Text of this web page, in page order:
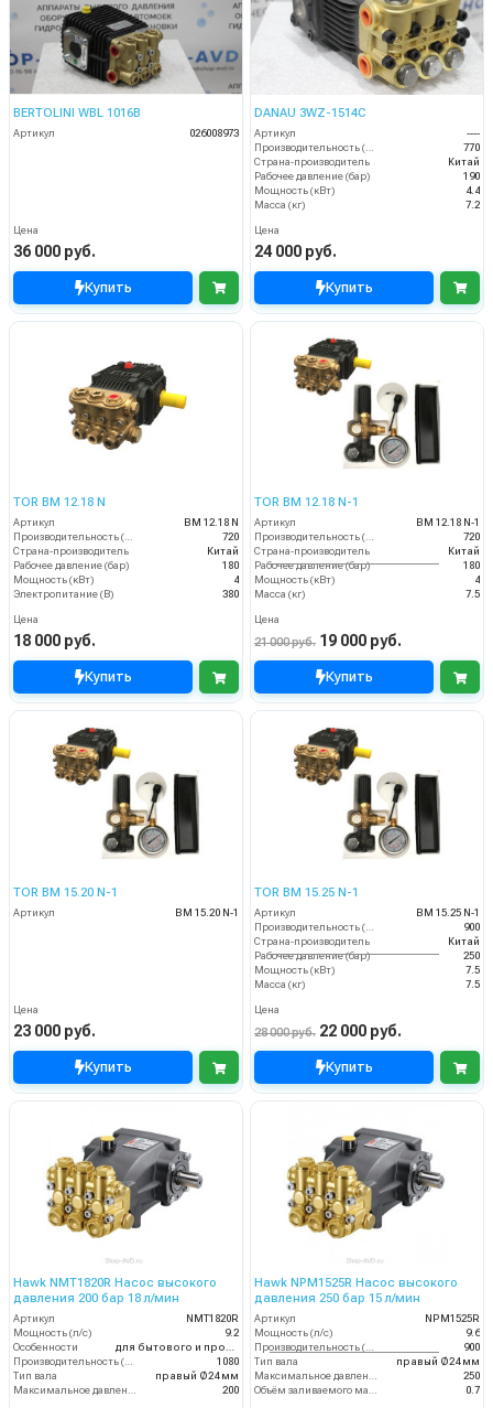
BERTOLINI WBL 1016B
Артикул 026008973
Цена
36 000 руб.
Купить
DANAU 3WZ-1514C
Артикул
----
770
Страна-производитель
Китай
Рабочее давление (бар)
190
Мощность (кВт)
4.4
Масса (кг)
7.2
Цена
24 000 руб.
Купить
TOR BM 12.18 N
Артикул
BM 12.18 N
Производительность (л/ч)
720
Страна-производитель
Китай
Рабочее давление (бар)
180
Мощность (кВт)
4
Электропитание (В)
380
Цена
18 000 руб.
Купить
TOR BM 12.18 N-1
Артикул
BM 12.18 N-1
Производительность (л/ч)
720
Страна-производитель
Китай
Рабочее давление (бар)
180
Мощность (кВт)
4
Масса (кг)
7.5
Цена
21 000 руб. 19 000 руб.
Купить
TOR BM 15.20 N-1
Артикул BM 15.20 N-1
Цена
23 000 руб.
Купить
TOR BM 15.25 N-1
Артикул
BM 15.25 N-1
Производительность (л/ч)
900
Страна-производитель
Китай
Рабочее давление (бар)
250
Мощность (кВт)
7.5
Масса (кг)
7.5
Цена
28 000 руб. 22 000 руб.
Купить
Hawk NMT1820R Насос высокого
давления 200 бар 18 л/мин
Артикул
NMT1820R
Мощность (л/с)
9.2
Особенности
1080
Тип вала
правый Ø24 мм
200
Hawk NPM1525R Насос высокого
давления 250 бар 15 л/мин
Артикул
NPM1525R
Мощность (л/с)
9.6
900
Тип вала
правый Ø24 мм
250
0.7